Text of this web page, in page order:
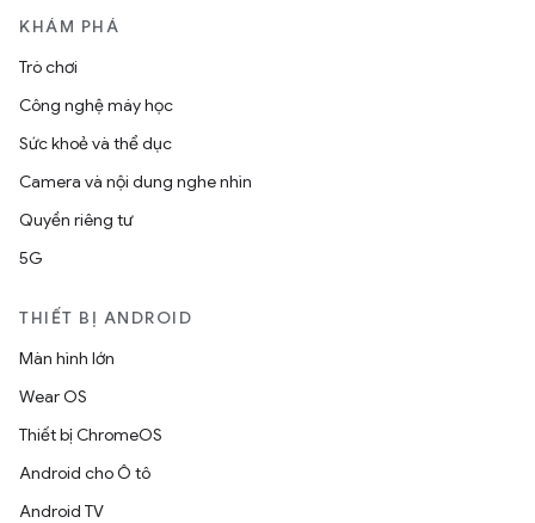
KHÁM PHÁ
Trò chơi
Công nghệ máy học
Sức khoẻ và thể dục
Camera và nội dung nghe nhìn
Quyền riêng tư
5G
THIẾT BỊ ANDROID
Màn hình lớn
Wear OS
Thiết bị ChromeOS
Android cho Ô tô
Android TV